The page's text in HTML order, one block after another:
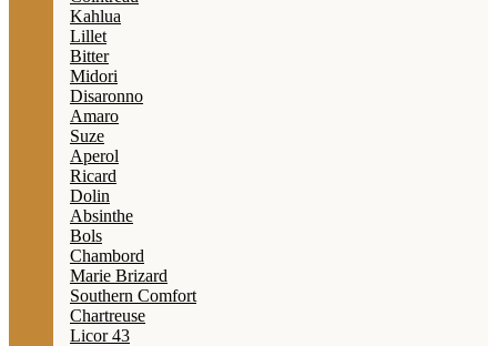
Kahlua
Lillet
Bitter
Midori
Disaronno
Amaro
Suze
Aperol
Ricard
Dolin
Absinthe
Bols
Chambord
Marie Brizard
Southern Comfort
Chartreuse
Licor 43